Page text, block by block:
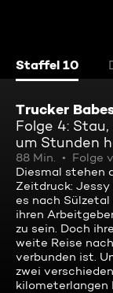
Staffel 10
Trucker
Folge 4:
um Stunden
88 Min. Folge
Diesmal stehen
Zeitdruck: Jessy
es nach
ihren
zu sein. Doch
weite Reise
verbunden ist.
zwei
kilometerlangen